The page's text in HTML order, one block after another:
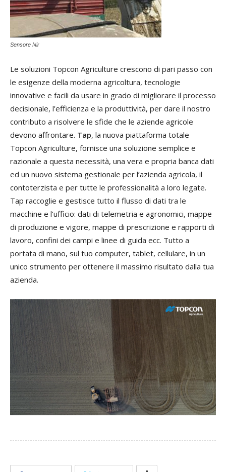
Sensore Nir
Le soluzioni Topcon Agriculture crescono di pari passo con
le esigenze della moderna agricoltura, tecnologie
innovative e facili da usare in grado di migliorare il processo
decisionale, l’efficienza e la produttività, per dare il nostro
contributo a risolvere le sfide che le aziende agricole
devono affrontare. Tap, la nuova piattaforma totale
Topcon Agriculture, fornisce una soluzione semplice e
razionale a questa necessità, una vera e propria banca dati
ed un nuovo sistema gestionale per l’azienda agricola, il
contoterzista e per tutte le professionalità a loro legate.
Tap raccoglie e gestisce tutto il flusso di dati tra le
macchine e l’ufficio: dati di telemetria e agronomici, mappe
di produzione e vigore, mappe di prescrizione e rapporti di
lavoro, confini dei campi e linee di guida ecc. Tutto a
portata di mano, sul tuo computer, tablet, cellulare, in un
unico strumento per ottenere il massimo risultato dalla tua
azienda.